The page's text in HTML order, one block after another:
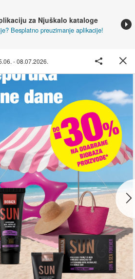
za Njuškalo kataloge
Besplatno preuzimanje aplikacije!
- 08.07.2026.